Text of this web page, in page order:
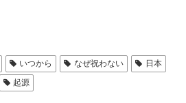
いつから なぜ祝わない
日本
起源